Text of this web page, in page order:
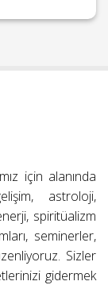
için alanında
astroloji,
spiritüalizm
seminerler,
Sizler
gidermek